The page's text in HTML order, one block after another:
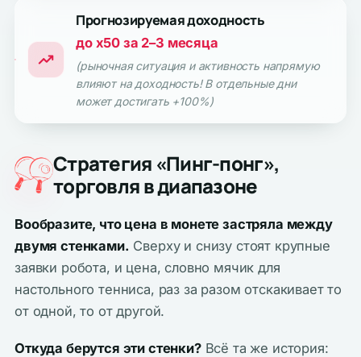
Прогнозируемая доходность
до x50 за 2–3 месяца
(рыночная ситуация и активность напрямую
влияют на доходность! В отдельные дни
может достигать +100%)
Стратегия «Пинг-понг»,
торговля в диапазоне
Вообразите, что цена в монете застряла между
двумя стенками. Сверху и снизу стоят крупные
заявки робота, и цена, словно мячик для
настольного тенниса, раз за разом отскакивает то
от одной, то от другой.
Откуда берутся эти стенки?Всё та же история: